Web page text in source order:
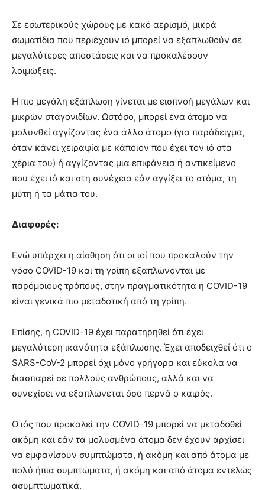
Σε εσωτερικούς χώρους με κακό αερισμό, μικρά
σωματίδια που περιέχουν ιό μπορεί να εξαπλωθούν σε
μεγαλύτερες αποστάσεις και να προκαλέσουν
λοιμώξεις.
Η πιο μεγάλη εξάπλωση γίνεται με εισπνοή μεγάλων και
μικρών σταγονιδίων. Ωστόσο, μπορεί ένα άτομο να
μολυνθεί αγγίζοντας ένα άλλο άτομο (για παράδειγμα,
όταν κάνει χειραψία με κάποιον που έχει τον ιό στα
χέρια του) ή αγγίζοντας μια επιφάνεια ή αντικείμενο
που έχει ιό και στη συνέχεια εάν αγγίξει το στόμα, τη
μύτη ή τα μάτια του.
Διαφορές:
Ενώ υπάρχει η αίσθηση ότι οι ιοί που προκαλούν την
νόσο COVID-19 και τη γρίπη εξαπλώνονται με
παρόμοιους τρόπους, στην πραγματικότητα η COVID-19
είναι γενικά πιο μεταδοτική από τη γρίπη.
Επίσης, η COVID-19 έχει παρατηρηθεί ότι έχει
μεγαλύτερη ικανότητα εξάπλωσης. Έχει αποδειχθεί ότι ο
SARS-CoV-2 μπορεί όχι μόνο γρήγορα και εύκολα να
διασπαρεί σε πολλούς ανθρώπους, αλλά και να
συνεχίσει να εξαπλώνεται όσο περνά ο καιρός.
Ο ιός που προκαλεί την COVID-19 μπορεί να μεταδοθεί
ακόμη και εάν τα μολυσμένα άτομα δεν έχουν αρχίσει
να εμφανίσουν συμπτώματα, ή ακόμη και από άτομα με
πολύ ήπια συμπτώματα, ή ακόμη και από άτομα εντελώς
ασυμπτωματικά.